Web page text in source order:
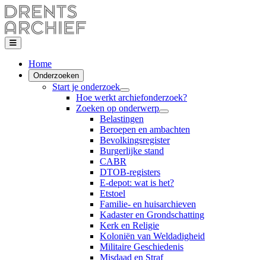
Home
Onderzoeken
Start je onderzoek
Hoe werkt archiefonderzoek?
Zoeken op onderwerp
Belastingen
Beroepen en ambachten
Bevolkingsregister
Burgerlijke stand
CABR
DTOB-registers
E-depot: wat is het?
Etstoel
Familie- en huisarchieven
Kadaster en Grondschatting
Kerk en Religie
Koloniën van Weldadigheid
Militaire Geschiedenis
Misdaad en Straf